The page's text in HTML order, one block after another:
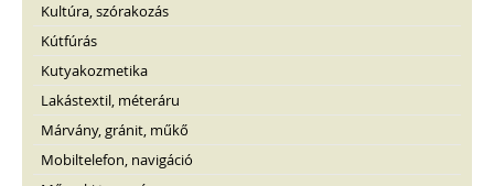
Kultúra, szórakozás
Kútfúrás
Kutyakozmetika
Lakástextil, méteráru
Márvány, gránit, műkő
Mobiltelefon, navigáció